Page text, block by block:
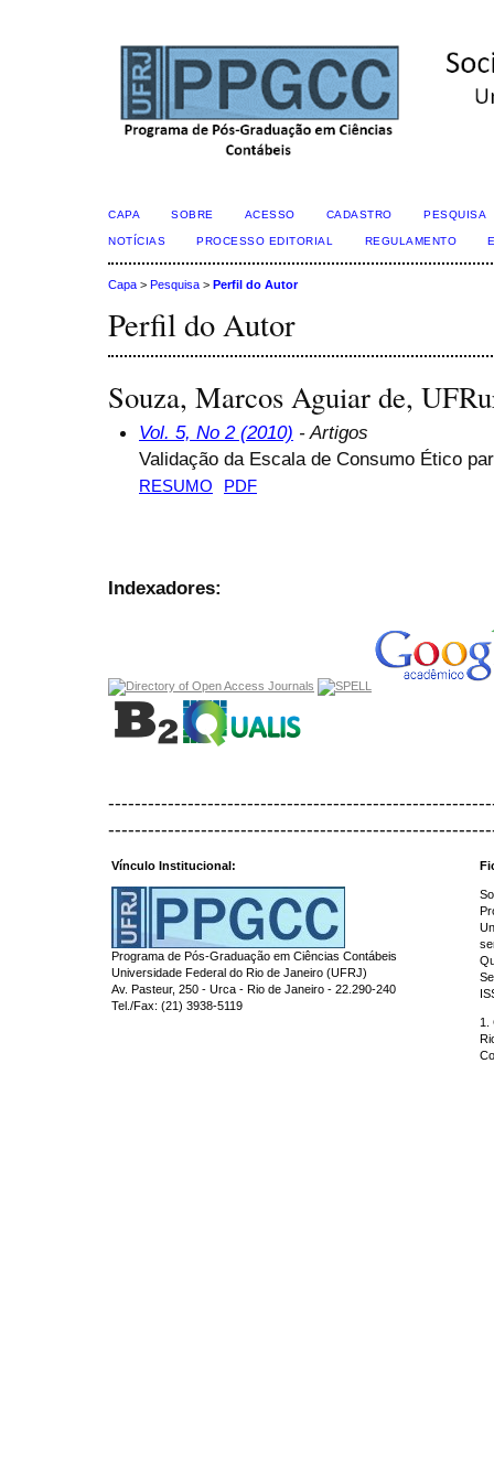
CAPA SOBRE ACESSO CADASTRO PESQUISA
NOTÍCIAS PROCESSO EDITORIAL REGULAMENTO
Capa > Pesquisa > Perfil do Autor
Perfil do Autor
Souza, Marcos Aguiar de,
Vol. 5, No 2 (2010) - Artigos
Validação da Escala de Consumo Ético
RESUMO PDF
Indexadores:
Vínculo Institucional:
Programa de Pós-Graduação em Ciências Contábeis
Universidade Federal do Rio de Janeiro (UFRJ)
Av. Pasteur, 250 - Urca - Rio de Janeiro - 22.290-240
Tel./Fax: (21) 3938-5119
1.